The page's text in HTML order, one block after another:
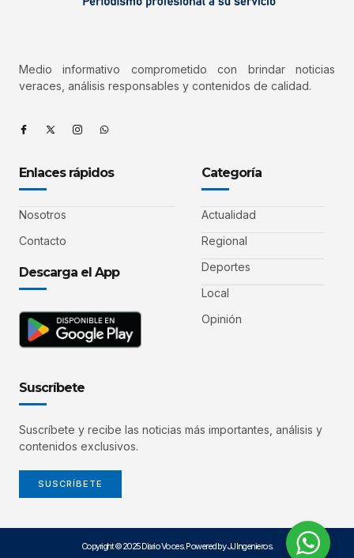
Medio informativo comprometido con brindar noticias
veraces, análisis responsables y contenidos de calidad.
Enlaces rápidos
Nosotros
Contacto
Descarga el App
Categoría
Actualidad
Regional
Deportes
Local
Opinión
Suscríbete
Suscríbete y recibe las noticias más importantes, análisis y
contenidos exclusivos.
SUSCRÍBETE
Copyright © 2025 Diario Voces. Powered by JJ Ingenieros.